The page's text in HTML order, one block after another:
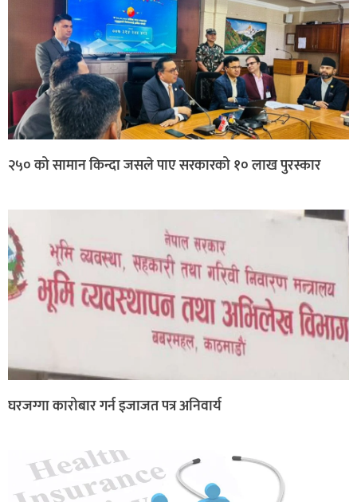
२५० को सामान किन्दा जसले पाए सरकारको १० लाख पुरस्कार
घरजग्गा कारोबार गर्न इजाजत पत्र अनिवार्य